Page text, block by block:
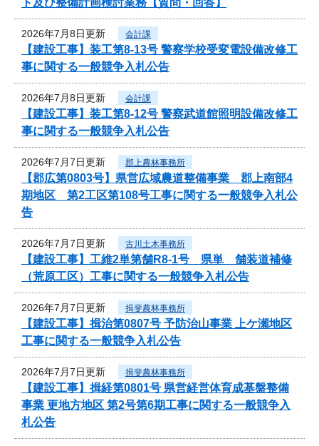
2026年7月8日更新 会計課
【建設工事】装工第8-13号 警察学校受変電設備改修工
事に関する一般競争入札公告
2026年7月8日更新 会計課
【建設工事】装工第8-12号 警察武道館照明設備改修工
事に関する一般競争入札公告
2026年7月7日更新 郡上農林事務所
【郡広第0803号】県営広域農道整備事業 郡上南部4
期地区 第2工区第108号工事に関する一般競争入札公
告
2026年7月7日更新 古川土木事務所
【建設工事】工維2単第舗R8-1号 県単 舗装道補修
（荒原工区）工事に関する一般競争入札公告
2026年7月7日更新 揖斐農林事務所
【建設工事】揖治第0807号 予防治山事業 上ケ瀬地区
工事に関する一般競争入札公告
2026年7月7日更新 揖斐農林事務所
【建設工事】揖経第0801号 県営経営体育成基盤整備
事業 更地方地区 第2号第6期工事に関する一般競争入
札公告